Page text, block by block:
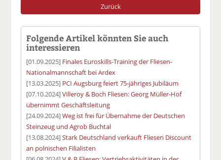
Zurück
Folgende Artikel könnten Sie auch
interessieren
[01.09.2025] Finales Euroskills-Training der Fliesen-
Nationalmannschaft bei Ardex
[13.03.2025] PCI Augsburg feiert 75-jähriges Jubiläum
[07.10.2024]Villeroy & Boch Fliesen: Georg Müller-Hof
übernimmt Geschäftsleitung
[24.09.2024]Weg ist frei für Übernahme der Deutschen
Steinzeug und Agrob Buchtal
[13.08.2024]Stark Deutschland verkauft Fliesen Discount
an polnischen Filialisten